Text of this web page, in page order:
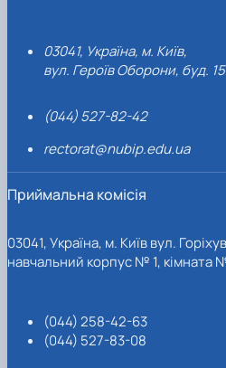
03041, Україна, м. Київ,
вул. Героїв Оборони, буд.
(044) 527-82-42
rectorat@nubip.edu.ua
Приймальна комісія
03041, Україна, м. Київ вул.
навчальний корпус № 1, кімната
(044) 258-42-63
(044) 527-83-08